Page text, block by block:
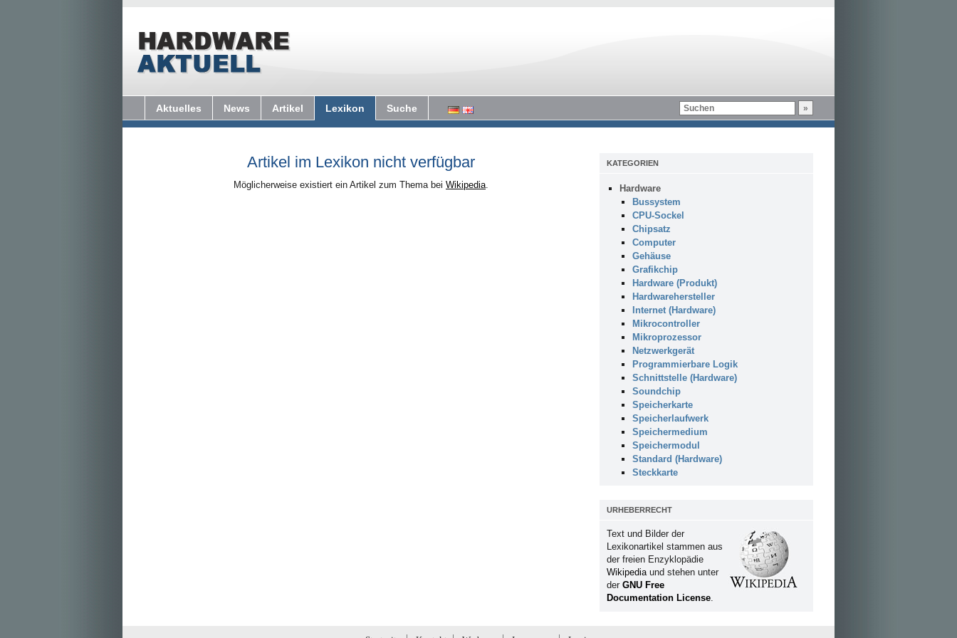
Aktuelles News Artikel Lexikon Suche
Artikel im Lexikon nicht verfügbar
Möglicherweise existiert ein Artikel zum Thema bei Wikipedia.
KATEGORIEN
Hardware
Bussystem
CPU-Sockel
Chipsatz
Computer
Gehäuse
Grafikchip
Hardware (Produkt)
Hardwarehersteller
Internet (Hardware)
Mikrocontroller
Mikroprozessor
Netzwerkgerät
Programmierbare Logik
Schnittstelle (Hardware)
Soundchip
Speicherkarte
Speicherlaufwerk
Speichermedium
Speichermodul
Standard (Hardware)
Steckkarte
URHEBERRECHT
Text und Bilder der
Lexikonartikel stammen aus
der freien Enzyklopädie
Wikipediaund stehen unter
der GNU Free
Documentation License.